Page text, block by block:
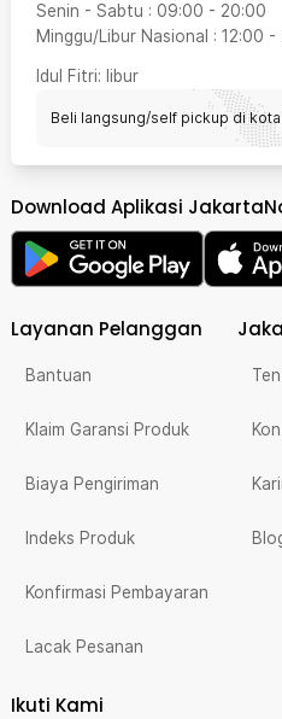
Senin - Sabtu : 09:00 - 20:00
Minggu/Libur Nasional : 12:00 -
Idul Fitri: libur
Beli langsung/self pickup di
Download Aplikasi
Layanan Pelanggan
Bantuan
Klaim Garansi Produk
Biaya Pengiriman
Indeks Produk
Konfirmasi Pembayaran
Lacak Pesanan
Ikuti Kami